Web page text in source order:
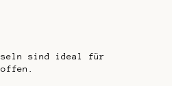
sind ideal für